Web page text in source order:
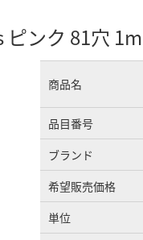
ンク 81穴
商品名
品目番号
ブランド
希望販売価格
単位